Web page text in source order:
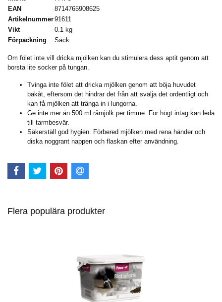
EAN
8714765908625
Artikelnummer91611
Vikt
0.1 kg
Förpackning
Säck
Om fölet inte vill dricka mjölken kan du stimulera dess aptit genom att
borsta lite socker på tungan.
Tvinga inte fölet att dricka mjölken genom att böja huvudet
bakåt, eftersom det hindrar det från att svälja det ordentligt och
kan få mjölken att tränga in i lungorna.
Ge inte mer än 500 ml råmjölk per timme. För högt intag kan leda
till tarmbesvär.
Säkerställ god hygien. Förbered mjölken med rena händer och
diska noggrant nappen och flaskan efter användning.
Flera populära produkter